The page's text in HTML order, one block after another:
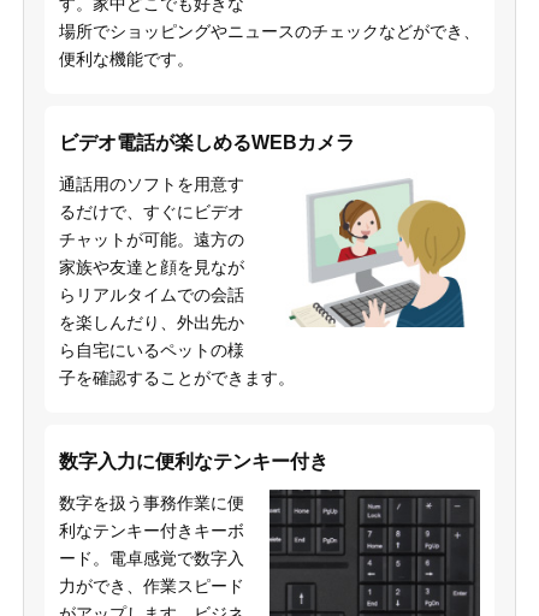
場所でショッピングやニュースのチェックなどができ、
便利な機能です。
ビデオ電話が楽しめるWEBカメラ
通話用のソフトを用意す
るだけで、すぐにビデオ
チャットが可能。遠方の
家族や友達と顔を見なが
らリアルタイムでの会話
を楽しんだり、外出先か
ら自宅にいるペットの様
子を確認することができます。
数字入力に便利なテンキー付き
数字を扱う事務作業に便
利なテンキー付きキーボ
ード。電卓感覚で数字入
力ができ、作業スピード